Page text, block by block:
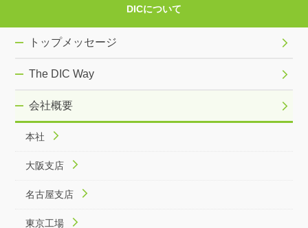
DICについて
トップメッセージ
The DIC Way
会社概要
本社
大阪支店
名古屋支店
東京工場